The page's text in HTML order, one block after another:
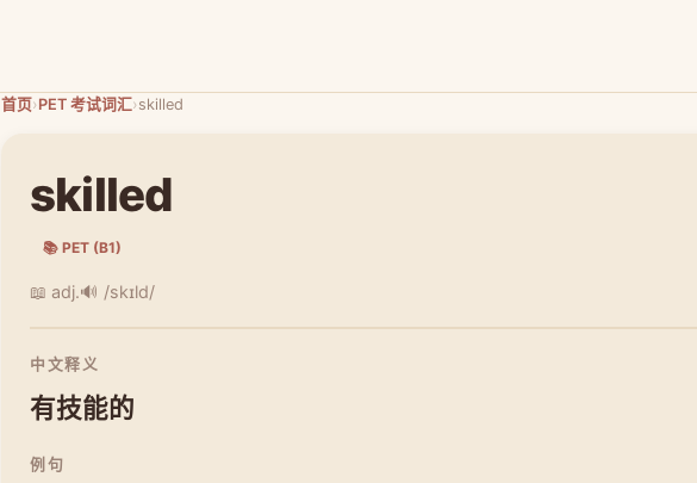
首页›PET 考试词汇›skilled
skilled
📚 PET (B1)
📖 adj.🔊 /skɪld/
中文释义
有技能的
例句